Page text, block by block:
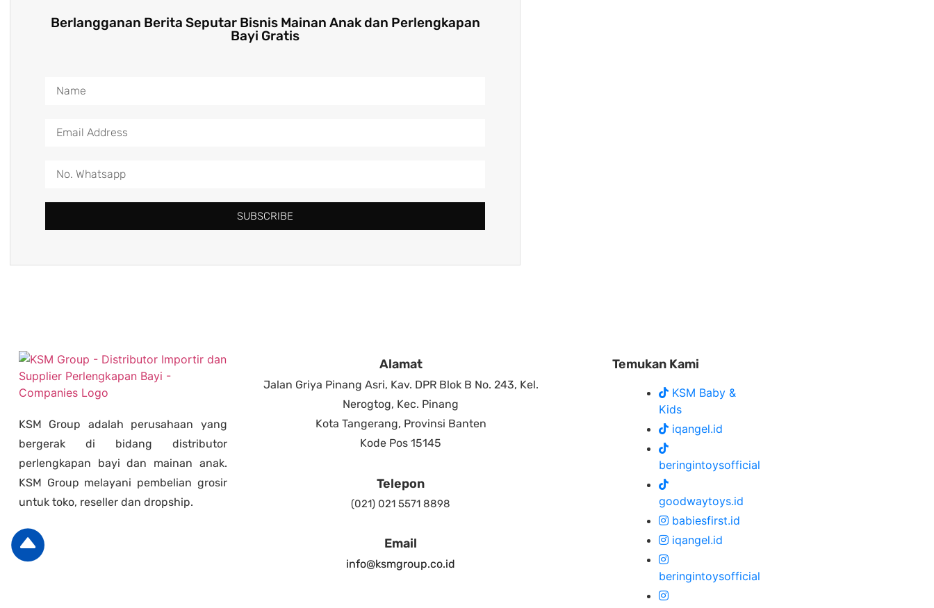
Berlangganan Berita Seputar Bisnis Mainan Anak dan Perlengkapan
Bayi Gratis
SUBSCRIBE
KSM Group adalah perusahaan yang
bergerak di bidang distributor
perlengkapan bayi dan mainan anak.
KSM Group melayani pembelian grosir
untuk toko, reseller dan dropship.
Alamat
Jalan Griya Pinang Asri, Kav. DPR Blok B No. 243, Kel.
Nerogtog, Kec. Pinang
Kota Tangerang, Provinsi Banten
Kode Pos 15145
Telepon
(021) 021 5571 8898
Email
info@ksmgroup.co.id
Temukan Kami
KSM Baby &
Kids
iqangel.id
beringintoysofficial
goodwaytoys.id
babiesfirst.id
iqangel.id
beringintoysofficial